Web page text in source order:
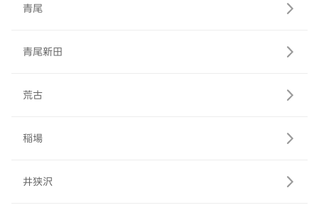
青尾
青尾新田
荒古
稲場
井狭沢